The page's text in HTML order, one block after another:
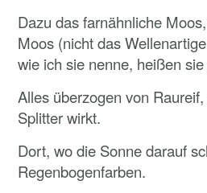
Dazu das farnähnliche
Moos (nicht das
wie ich sie nenne, heißen
Alles überzogen von
Splitter wirkt.
Dort, wo die Sonne darauf
Regenbogenfarben.